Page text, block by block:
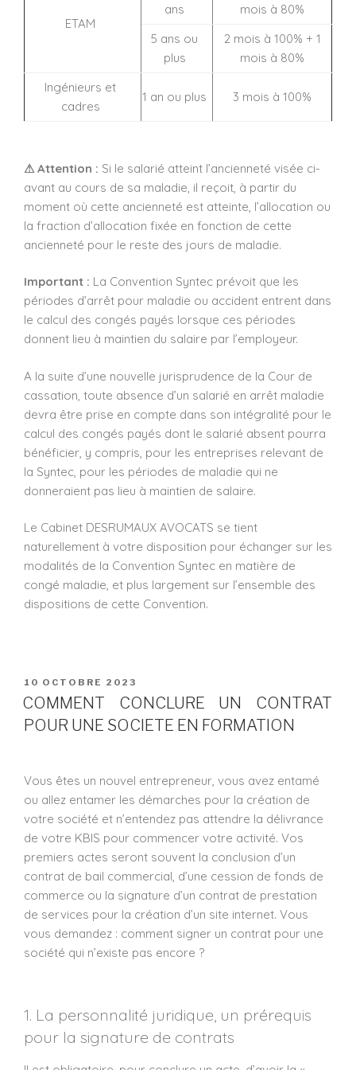
ETAM
ans
mois à 80%
5 ans ou
plus
2 mois à 100% + 1
mois à 80%
Ingénieurs et
cadres
1 an ou plus 3 mois à 100%
⚠ Attention : Si le salarié atteint l’ancienneté visée ci-
avant au cours de sa maladie, il reçoit, à partir du
moment où cette ancienneté est atteinte, l’allocation ou
la fraction d’allocation fixée en fonction de cette
ancienneté pour le reste des jours de maladie.
Important : La Convention Syntec prévoit que les
périodes d’arrêt pour maladie ou accident entrent dans
le calcul des congés payés lorsque ces périodes
donnent lieu à maintien du salaire par l’employeur.
A la suite d’une nouvelle jurisprudence de la Cour de
cassation, toute absence d’un salarié en arrêt maladie
devra être prise en compte dans son intégralité pour le
calcul des congés payés dont le salarié absent pourra
bénéficier, y compris, pour les entreprises relevant de
la Syntec, pour les périodes de maladie qui ne
donneraient pas lieu à maintien de salaire.
Le Cabinet DESRUMAUX AVOCATS se tient
naturellement à votre disposition pour échanger sur les
modalités de la Convention Syntec en matière de
congé maladie, et plus largement sur l’ensemble des
dispositions de cette Convention.
10 OCTOBRE 2023
COMMENT CONCLURE UN CONTRAT
POUR UNE SOCIETE EN FORMATION
Vous êtes un nouvel entrepreneur, vous avez entamé
ou allez entamer les démarches pour la création de
votre société et n’entendez pas attendre la délivrance
de votre KBIS pour commencer votre activité. Vos
premiers actes seront souvent la conclusion d’un
contrat de bail commercial, d’une cession de fonds de
commerce ou la signature d’un contrat de prestation
de services pour la création d’un site internet. Vous
vous demandez : comment signer un contrat pour une
société qui n’existe pas encore ?
1. La personnalité juridique, un prérequis
pour la signature de contrats